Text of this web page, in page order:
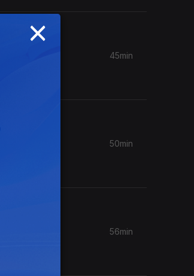
45min
50min
56min
×